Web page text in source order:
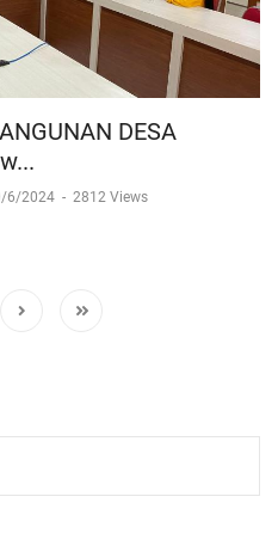
DESA
6/2024 - 2812 Views